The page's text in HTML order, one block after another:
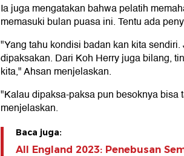
Ia juga mengatakan bahwa pelatih
memasuki bulan puasa ini. Tentu ada
"Yang tahu kondisi badan kan kita
dipaksakan. Dari Koh Herry juga bilang,
kita," Ahsan menjelaskan.
"Kalau dipaksa-paksa pun besoknya bisa
menjelaskan.
Baca juga:
All England 2023: Penebusan